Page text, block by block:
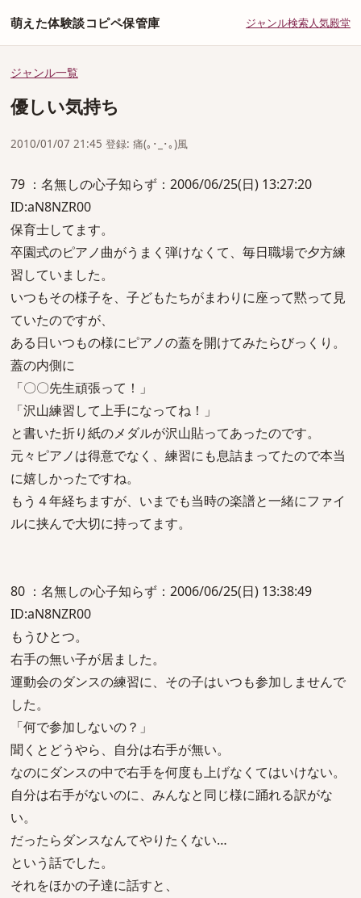
萌えた体験談コピペ保管庫 ジャンル検索人気殿堂
ジャンル一覧
優しい気持ち
2010/01/07 21:45 登録: 痛(｡･_･｡)風
79 ：名無しの心子知らず：2006/06/25(日) 13:27:20
ID:aN8NZR00
保育士してます。
卒園式のピアノ曲がうまく弾けなくて、毎日職場で夕方練
習していました。
いつもその様子を、子どもたちがまわりに座って黙って見
ていたのですが、
ある日いつもの様にピアノの蓋を開けてみたらびっくり。
蓋の内側に
「〇〇先生頑張って！」
「沢山練習して上手になってね！」
と書いた折り紙のメダルが沢山貼ってあったのです。
元々ピアノは得意でなく、練習にも息詰まってたので本当
に嬉しかったですね。
もう４年経ちますが、いまでも当時の楽譜と一緒にファイ
ルに挟んで大切に持ってます。
80 ：名無しの心子知らず：2006/06/25(日) 13:38:49
ID:aN8NZR00
もうひとつ。
右手の無い子が居ました。
運動会のダンスの練習に、その子はいつも参加しませんで
した。
「何で参加しないの？」
聞くとどうやら、自分は右手が無い。
なのにダンスの中で右手を何度も上げなくてはいけない。
自分は右手がないのに、みんなと同じ様に踊れる訳がな
い。
だったらダンスなんてやりたくない…
という話でした。
それをほかの子達に話すと、